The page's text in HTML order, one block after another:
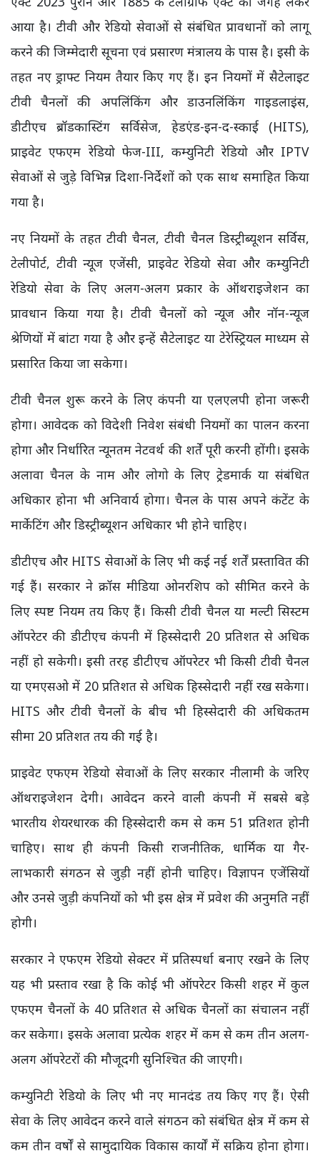
आया है। टीवी और रेडियो सेवाओं से संबंधित प्रावधानों को लागू
करने की जिम्मेदारी सूचना एवं प्रसारण मंत्रालय के पास है। इसी के
तहत नए ड्राफ्ट नियम तैयार किए गए हैं। इन नियमों में सैटेलाइट
टीवी चैनलों की अपलिंकिंग और डाउनलिंकिंग गाइडलाइंस,
डीटीएच ब्रॉडकास्टिंग सर्विसेज, हेडएंड-इन-द-स्काई (HITS),
प्राइवेट एफएम रेडियो फेज-III, कम्युनिटी रेडियो और IPTV
सेवाओं से जुड़े विभिन्न दिशा-निर्देशों को एक साथ समाहित किया
गया है।
नए नियमों के तहत टीवी चैनल, टीवी चैनल डिस्ट्रीब्यूशन सर्विस,
टेलीपोर्ट, टीवी न्यूज एजेंसी, प्राइवेट रेडियो सेवा और कम्युनिटी
रेडियो सेवा के लिए अलग-अलग प्रकार के ऑथराइजेशन का
प्रावधान किया गया है। टीवी चैनलों को न्यूज और नॉन-न्यूज
श्रेणियों में बांटा गया है और इन्हें सैटेलाइट या टेरेस्ट्रियल माध्यम से
प्रसारित किया जा सकेगा।
टीवी चैनल शुरू करने के लिए कंपनी या एलएलपी होना जरूरी
होगा। आवेदक को विदेशी निवेश संबंधी नियमों का पालन करना
होगा और निर्धारित न्यूनतम नेटवर्थ की शर्तें पूरी करनी होंगी। इसके
अलावा चैनल के नाम और लोगो के लिए ट्रेडमार्क या संबंधित
अधिकार होना भी अनिवार्य होगा। चैनल के पास अपने कंटेंट के
मार्केटिंग और डिस्ट्रीब्यूशन अधिकार भी होने चाहिए।
डीटीएच और HITS सेवाओं के लिए भी कई नई शर्तें प्रस्तावित की
गई हैं। सरकार ने क्रॉस मीडिया ओनरशिप को सीमित करने के
लिए स्पष्ट नियम तय किए हैं। किसी टीवी चैनल या मल्टी सिस्टम
ऑपरेटर की डीटीएच कंपनी में हिस्सेदारी 20 प्रतिशत से अधिक
नहीं हो सकेगी। इसी तरह डीटीएच ऑपरेटर भी किसी टीवी चैनल
या एमएसओ में 20 प्रतिशत से अधिक हिस्सेदारी नहीं रख सकेगा।
HITS और टीवी चैनलों के बीच भी हिस्सेदारी की अधिकतम
सीमा 20 प्रतिशत तय की गई है।
प्राइवेट एफएम रेडियो सेवाओं के लिए सरकार नीलामी के जरिए
ऑथराइजेशन देगी। आवेदन करने वाली कंपनी में सबसे बड़े
भारतीय शेयरधारक की हिस्सेदारी कम से कम 51 प्रतिशत होनी
चाहिए। साथ ही कंपनी किसी राजनीतिक, धार्मिक या गैर-
लाभकारी संगठन से जुड़ी नहीं होनी चाहिए। विज्ञापन एजेंसियों
और उनसे जुड़ी कंपनियों को भी इस क्षेत्र में प्रवेश की अनुमति नहीं
होगी।
सरकार ने एफएम रेडियो सेक्टर में प्रतिस्पर्धा बनाए रखने के लिए
यह भी प्रस्ताव रखा है कि कोई भी ऑपरेटर किसी शहर में कुल
एफएम चैनलों के 40 प्रतिशत से अधिक चैनलों का संचालन नहीं
कर सकेगा। इसके अलावा प्रत्येक शहर में कम से कम तीन अलग-
अलग ऑपरेटरों की मौजूदगी सुनिश्चित की जाएगी।
कम्युनिटी रेडियो के लिए भी नए मानदंड तय किए गए हैं। ऐसी
सेवा के लिए आवेदन करने वाले संगठन को संबंधित क्षेत्र में कम से
कम तीन वर्षों से सामुदायिक विकास कार्यों में सक्रिय होना होगा।